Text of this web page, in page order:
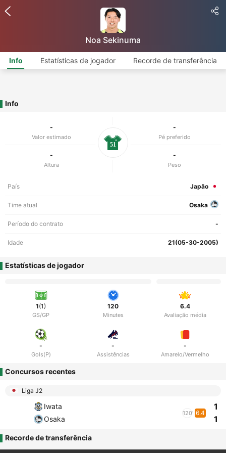
Noa Sekinuma
Info Estatísticas de jogador Recorde de transferência
Info
-
Valor estimado
-
Pé preferido
-
Altura
-
Peso
51
País Japão
Time atual Osaka
Período do contrato -
Idade 21(05-30-2005)
Estatísticas de jogador
1(1)
GS/GP
120
Minutes
6.4
Avaliação média
-
Gols(P)
-
Assistências
-
Amarelo/Vermelho
Concursos recentes
Liga J2
Iwata
Osaka
120' 6.4
1
1
Recorde de transferência